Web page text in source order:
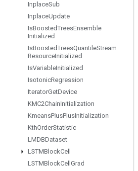
InplaceSub
InplaceUpdate
IsBoostedTreesEnsemble
Initialized
IsBoostedTreesQuantileStream
ResourceInitialized
IsVariableInitialized
IsotonicRegression
IteratorGetDevice
KMC2ChainInitialization
KmeansPlusPlusInitialization
KthOrderStatistic
LMDBDataset
LSTMBlockCell
LSTMBlockCell Grad